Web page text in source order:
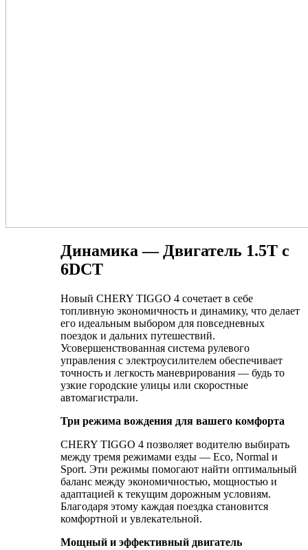
Динамика — Двигатель 1.5Т с
6DCT
Новый CHERY TIGGO 4 сочетает в себе
топливную экономичность и динамику, что делает
его идеальным выбором для повседневных
поездок и дальних путешествий.
Усовершенствованная система рулевого
управления с электроусилителем обеспечивает
точность и легкость маневрирования — будь то
узкие городские улицы или скоростные
автомагистрали.
Три режима вождения для вашего комфорта
CHERY TIGGO 4 позволяет водителю выбирать
между тремя режимами езды — Eco, Normal и
Sport. Эти режимы помогают найти оптимальный
баланс между экономичностью, мощностью и
адаптацией к текущим дорожным условиям.
Благодаря этому каждая поездка становится
комфортной и увлекательной.
Мощный и эффективный двигатель